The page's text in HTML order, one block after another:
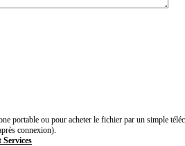
portable ou pour acheter le fichier par un simple
connexion).
Services